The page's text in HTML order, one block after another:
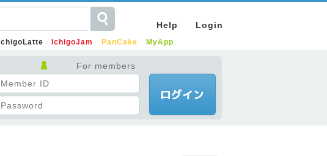
Help Login
IchigoLatte IchigoJam PanCake MyApp
For members